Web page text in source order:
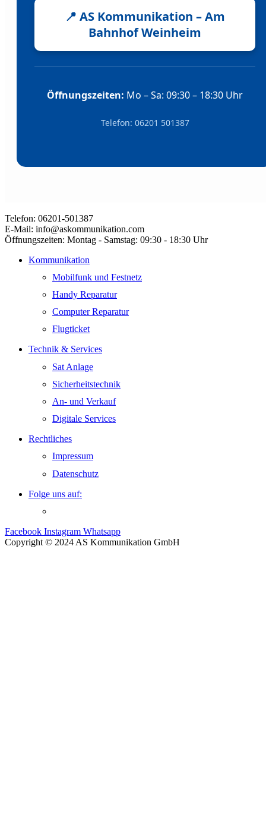
📍 AS Kommunikation – Am
Bahnhof Weinheim
Öffnungszeiten: Mo – Sa: 09:30 – 18:30 Uhr
Telefon: 06201 501387
Telefon: 06201-501387
E-Mail: info@askommunikation.com
Öffnungszeiten: Montag - Samstag: 09:30 - 18:30 Uhr
Kommunikation
Mobilfunk und Festnetz
Handy Reparatur
Computer Reparatur
Flugticket
Technik & Services
Sat Anlage
Sicherheitstechnik
An- und Verkauf
Digitale Services
Rechtliches
Impressum
Datenschutz
Folge uns auf:
Facebook Instagram Whatsapp
Copyright © 2024 AS Kommunikation GmbH